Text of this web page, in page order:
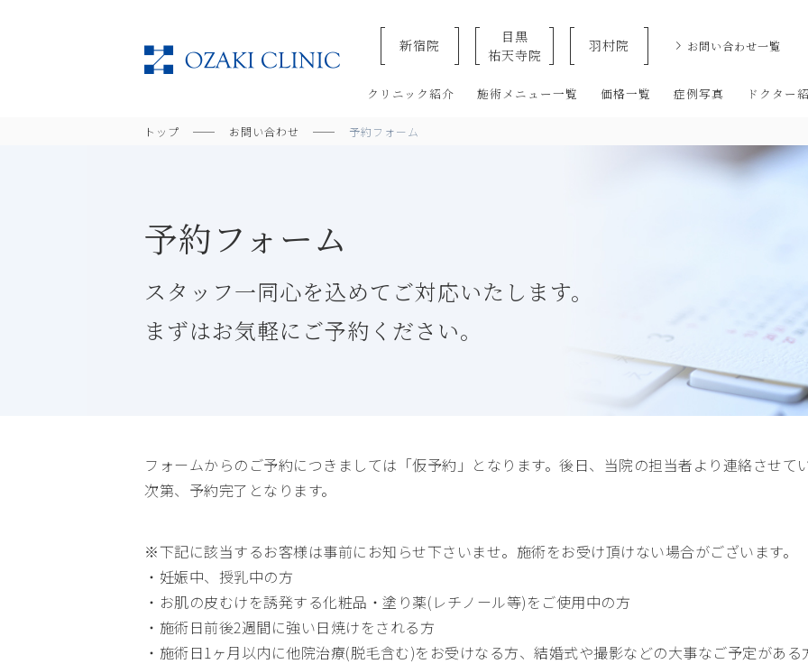
美容クリニックなら美容整形・美容外科・美容皮膚科のオザキクリ
新宿院
目黒
祐天寺院
羽村院 お問い合わせ一覧
クリニック紹介 施術メニュー一覧 価格一覧 症例写真 ドクター
トップ お問い合わせ 予約フォーム
予約フォーム
スタッフ一同心を込めてご対応いたします。
まずはお気軽にご予約ください。
フォームからのご予約につきましては「仮予約」となります。後日、当院の担当者より連絡させて
次第、予約完了となります。
※下記に該当するお客様は事前にお知らせ下さいませ。施術をお受け頂けない場合がございます。
・妊娠中、授乳中の方
・お肌の皮むけを誘発する化粧品・塗り薬(レチノール等)をご使用中の方
・施術日前後2週間に強い日焼けをされる方
・施術日1ヶ月以内に他院治療(脱毛含む)をお受けなる方、結婚式や撮影などの大事なご予定がある